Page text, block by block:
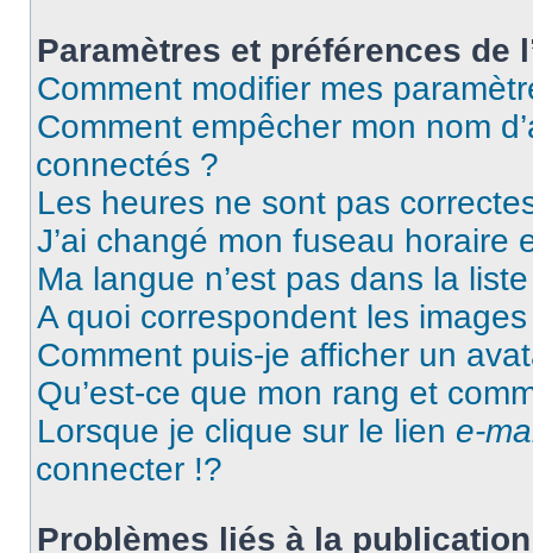
Paramètres et préférences de
Comment modifier mes
Comment empêcher mon nom
connectés ?
Les heures ne sont pas
J’ai changé mon fuseau horaire
Ma langue n’est pas dans la
A quoi correspondent les
Comment puis-je afficher un
Qu’est-ce que mon rang et
Lorsque je clique sur le lien e-
connecter !?
Problèmes liés à la